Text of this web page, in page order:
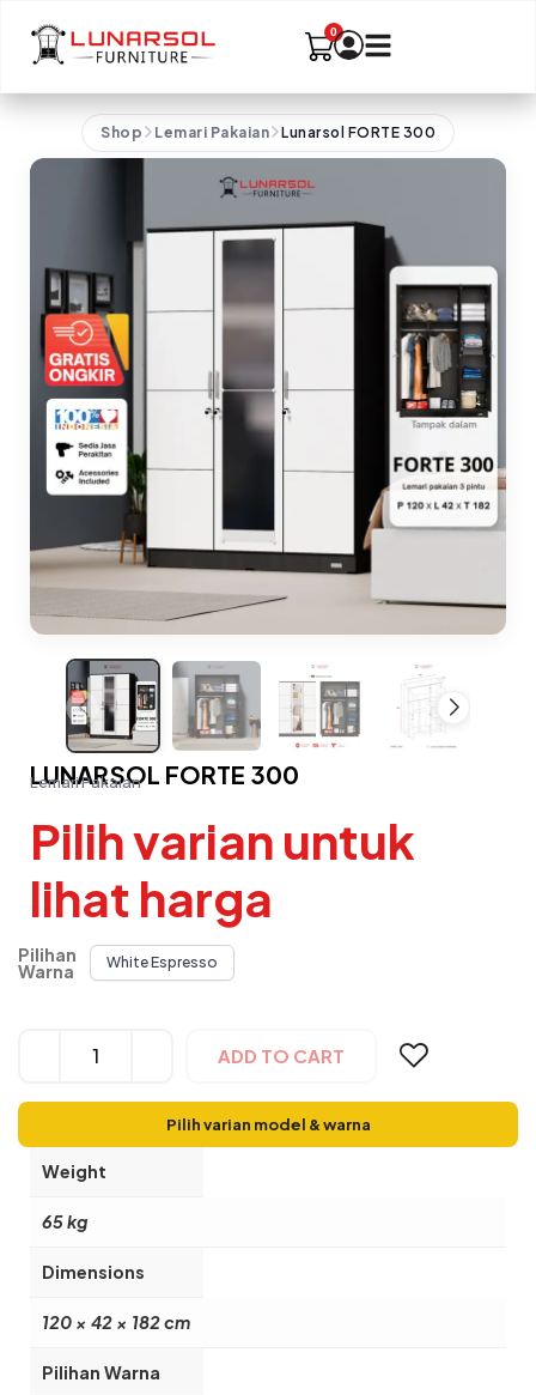
Shop Lemari Pakaian Lunarsol FORTE 300
LUNARSOL FORTE 300
Lemari Pakaian
Pilih varian untuk
lihat harga
Pilihan
Warna White Espresso
ADD TO CART
Alternative:
Pilih varian model & warna
Weight
65 kg
Dimensions
120 × 42 × 182 cm
Pilihan Warna